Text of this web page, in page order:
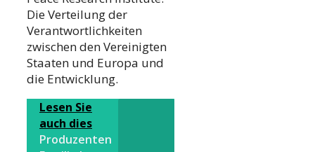
Die Verteilung der
Verantwortlichkeiten
zwischen den Vereinigten
Staaten und Europa und
die Entwicklung.
Lesen Sie
auch dies
Produzenten